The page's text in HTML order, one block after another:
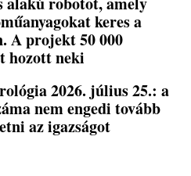
keres a
A projekt 50 000
hozott neki
2026. július 25.: a
nem engedi tovább
az igazságot